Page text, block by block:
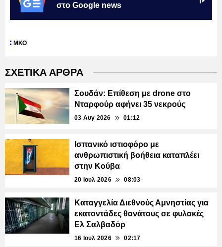
στο Google news
ΜΚΟ
ΣΧΕΤΙΚΑ ΑΡΘΡΑ
Σουδάν: Επίθεση με drone στο
Νταρφούρ αφήνει 35 νεκρούς
03 Αυγ 2026 01:12
Ισπανικό ιστιοφόρο με
ανθρωπιστική βοήθεια καταπλέει
στην Κούβα
20 Ιουλ 2026 08:03
Καταγγελία Διεθνούς Αμνηστίας για
εκατοντάδες θανάτους σε φυλακές
Ελ Σαλβαδόρ
16 Ιουλ 2026 02:17